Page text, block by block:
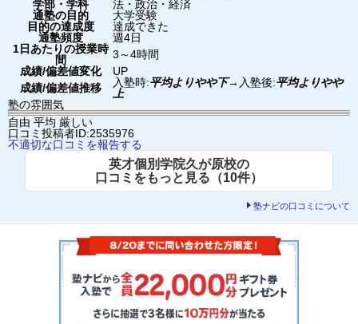
学部・学科
法・政治・経済
通塾の目的
大学受験
目的の達成度
達成できた
通塾頻度
週4日
1日あたりの授業時
間
3～4時間
成績/偏差値変化
UP
成績/偏差値推移
入塾時:平均よりやや下→ 入塾後:平均よりやや
上
塾の雰囲気
自由 平均 厳しい
口コミ投稿者ID:2535976
不適切な口コミを報告する
英才個別学院久が原校の
口コミをもっと見る（10件）
塾ナビの口コミについて